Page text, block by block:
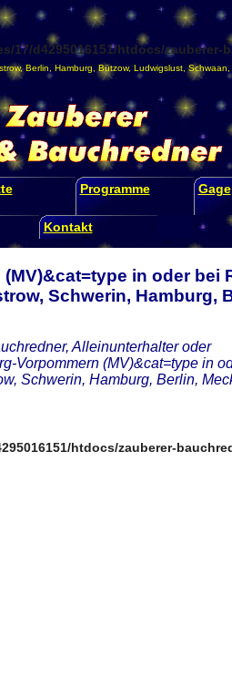
17/d4295016151/htdocs/
,Berlin Hamburg ,Bützow, Ludwigslust ,Schwaan
Programme Gage
Kontakt
in oder bei
Schwerin, Hamburg,
Alleinunterhalter oder
Vorpommern (MV)&cat=type in
Schwerin, Hamburg, Berlin,
htdocs/zauberer-